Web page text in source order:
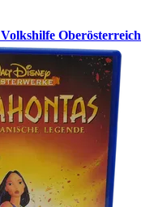
Volkshilfe Oberösterreich